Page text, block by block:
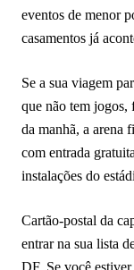
eventos de menor
casamentos já
Se a sua viagem
que não tem jogos,
da manhã, a arena
com entrada
instalações do
Cartão-postal da
entrar na sua lista
DF. Se você